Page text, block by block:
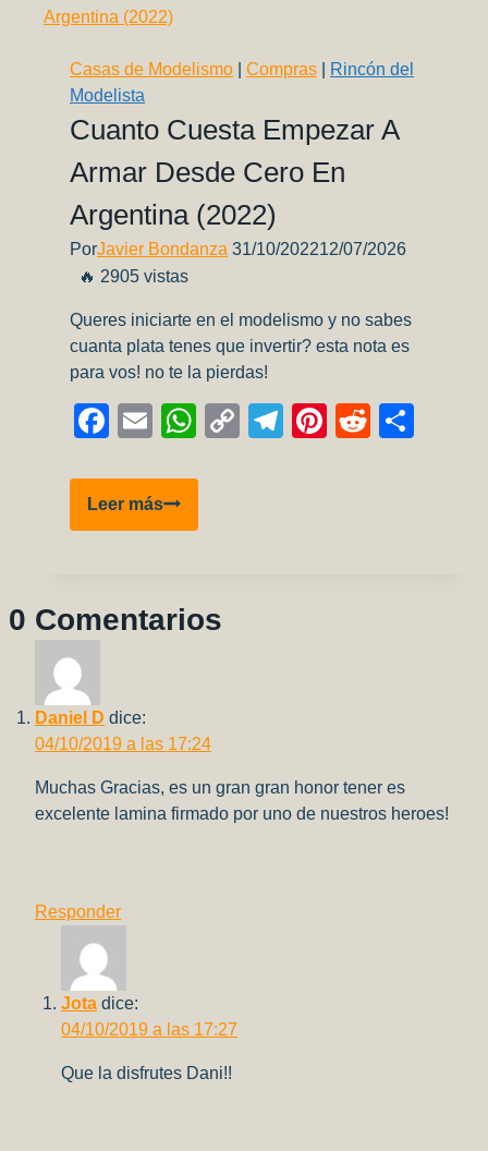
2019
Galería
Casas de Modelismo Compras
Rincón del
Modelista
Cuanto Cuesta Empezar A
Armar Desde Cero En
Argentina (2022)
PorJavier Bondanza 31/10/202212/07/2026
🔥 2905 vistas
Queres iniciarte en el modelismo y no sabes
cuanta plata tenes que invertir? esta nota es
para vos! no te la pierdas!
Facebook
EmailWhatsApp
CopyTelegram
Pinterest
Reddit
Leer másCuanto
Cuesta
Armar
Desde
(2022)
0 Comentarios
Daniel D dice:
04/10/2019 a las 17:24
Muchas Gracias, es un gran gran honor tener es
excelente lamina firmado por uno de nuestros heroes!
Responder
Jota dice:
04/10/2019 a las 17:27
Que la disfrutes Dani!!